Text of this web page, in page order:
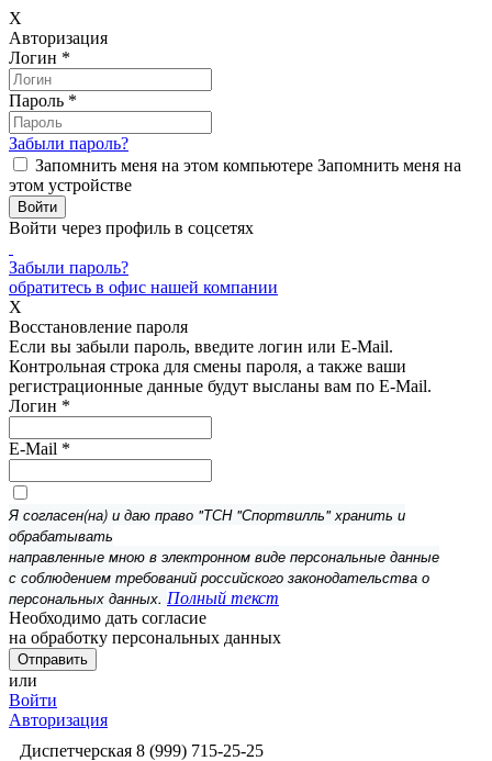
X
Авторизация
Логин *
Пароль *
Забыли пароль?
Запомнить меня на этом компьютере Запомнить меня на
этом устройстве
Войти через профиль в соцсетях
Забыли пароль?
обратитесь в офис нашей компании
X
Восстановление пароля
Если вы забыли пароль, введите логин или E-Mail.
Контрольная строка для смены пароля, а также ваши
регистрационные данные будут высланы вам по E-Mail.
Логин *
E-Mail *
Я согласен(на) и даю право "ТСН "Спортвилль" хранить и
обрабатывать
направленные мною в электронном виде персональные данные
с соблюдением требований российского законодательства о
персональных данных. Полный текст
Необходимо дать согласие
на обработку персональных данных
или
Войти
Авторизация
Диспетчерская 8 (999) 715-25-25